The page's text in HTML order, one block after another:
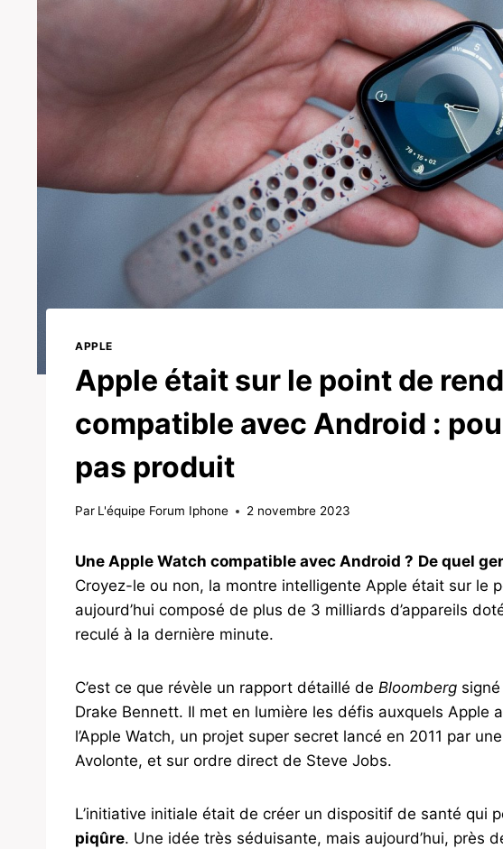
APPLE
Apple était sur le point de
compatible avec Android :
pas produit
Par L'équipe Forum Iphone 2 novembre 2023
Une Apple Watch compatible avec Android ? De quel
Croyez-le ou non, la montre intelligente Apple était sur le
aujourd’hui composé de plus de 3 milliards d’appareils
reculé à la dernière minute.
C’est ce que révèle un rapport détaillé de Bloomberg
Drake Bennett. Il met en lumière les défis auxquels Apple
l’Apple Watch, un projet super secret lancé en 2011 par
Avolonte, et sur ordre direct de Steve Jobs.
L’initiative initiale était de créer un dispositif de santé qui
piqûre. Une idée très séduisante, mais aujourd’hui, près